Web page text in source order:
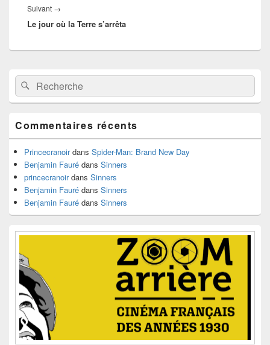
Suivant →
suivant :
Le jour où la Terre s’arrêta
Zone
principale
de
widget
barre
latérale
Recherche :Rechercher
Commentaires récents
Princecranoirdans Spider-Man: Brand New Day
Benjamin Fauré dans Sinners
princecranoirdans Sinners
Benjamin Fauré dans Sinners
Benjamin Fauré dans Sinners